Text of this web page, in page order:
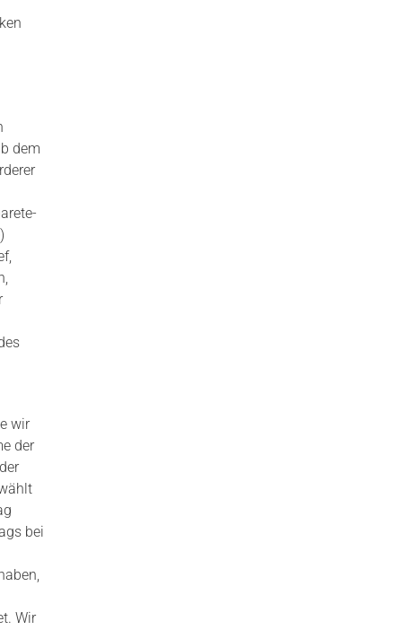
dem
wir
der
bei
Wir